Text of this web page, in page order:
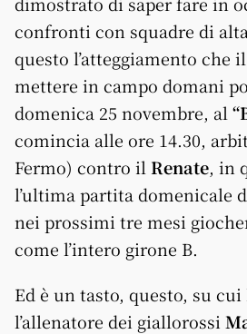
confronti con squadre di
questo l’atteggiamento che il
mettere in campo domani
domenica 25 novembre, al
comincia alle ore 14.30,
Fermo) contro il Renate, in
l’ultima partita domenicale
nei prossimi tre mesi
come l’intero girone B.
Ed è un tasto, questo, su
l’allenatore dei giallorossi